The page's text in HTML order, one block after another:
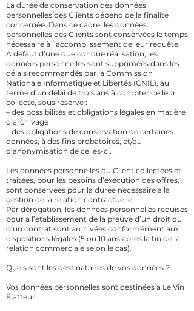
La durée de conservation des données
personnelles des Clients dépend de la finalité
concernée. Dans ce cadre, les données
personnelles des Clients sont conservées le temps
nécessaire à l’accomplissement de leur requête.
A défaut d’une quelconque réalisation, les
données personnelles sont supprimées dans les
délais recommandés par la Commission
Nationale Informatique et Libertés (CNIL), au
terme d’un délai de trois ans à compter de leur
collecte, sous réserve :
– des possibilités et obligations légales en matière
d’archivage
– des obligations de conservation de certaines
données, à des fins probatoires, et/ou
d’anonymisation de celles-ci.
Les données personnelles du Client collectées et
traitées, pour les besoins d’exécution des offres,
sont conservées pour la durée nécessaire à la
gestion de la relation contractuelle.
Par dérogation, les données personnelles requises
pour à l’établissement de la preuve d’un droit ou
d’un contrat sont archivées conformément aux
dispositions légales (5 ou 10 ans après la fin de la
relation commerciale selon le cas).
Quels sont les destinataires de vos données ?
Vos données personnelles sont destinées à Le Vin
Flatteur.